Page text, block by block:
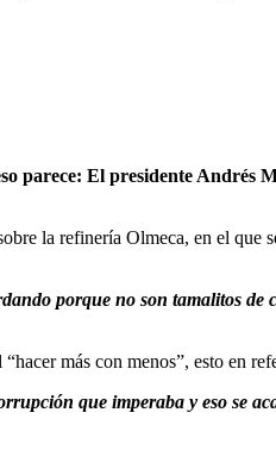
El presidente Andrés
la refinería Olmeca, en el que
porque no son tamalitos
más con menos”, esto en
que imperaba y eso se